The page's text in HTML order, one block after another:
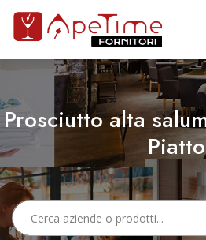
Prosciutto alta
Piatto